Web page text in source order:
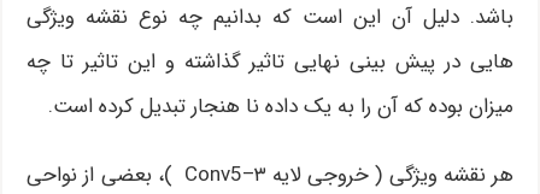
باشد. دلیل آن این است که بدانیم چه نوع نقشه ویژگی
هایی در پیش بینی نهایی تاثیر گذاشته و این تاثیر تا چه
میزان بوده که آن را به یک داده نا هنجار تبدیل کرده است.
هر نقشه ویژگی ( خروجی لایه Conv5–۳ )، بعضی از نواحی